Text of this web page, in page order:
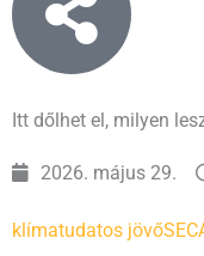
Itt dőlhet el, milyen
2026. május 29.
klímatudatos jövő